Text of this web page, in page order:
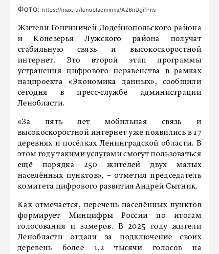
Фото: https://max.ru/lenobladminka/AZ6nDgifFns
Жители Гонгиничей Лодейнопольского района
и Конезерья Лужского района получат
стабильную связь и высокоскоростной
интернет. Это второй этап программы
устранения цифрового неравенства в рамках
нацпроекта «Экономика данных», сообщили
сегодня в пресс-службе администрации
Ленобласти.
«За пять лет мобильная связь и
высокоскоростной интернет уже появились в 17
деревнях и посёлках Ленинградской области. В
этом году такими услугами смогут пользоваться
ещё порядка 250 жителей двух малых
населённых пунктов», – отметил председатель
комитета цифрового развития Андрей Сытник.
Как отмечается, перечень населённых пунктов
формирует Минцифры России по итогам
голосования и замеров. В 2025 году жители
Ленобласти отдали за подключение своих
деревень более 1,2 тысячи голосов на